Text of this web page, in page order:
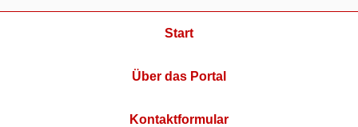
Start
Über das Portal
Kontaktformular